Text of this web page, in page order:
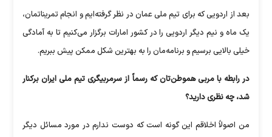
بعد از اردویی که برای تیم ملی عمان در نظر گرفته‌ایم و انجام تمریناتمان،
یک ماه و نیم دیگر اردویی را در کشور امارات برگزار می‌کنیم تا به آمادگی
خیلی بالایی برسیم و برنامه‌مان را به بهترین شکل ممکن پیش ببریم.
در رابطه با مربی هموطن‌تان که رسماً از سرمربیگری تیم ملی ایران برکنار
شد، چه نظری دارید؟
من اصولاً اخلاقم این گونه است که دوست ندارم در مورد مسائل دیگر